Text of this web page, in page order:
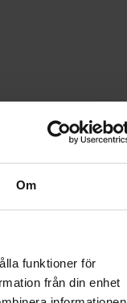
Om
funktioner för
från din enhet